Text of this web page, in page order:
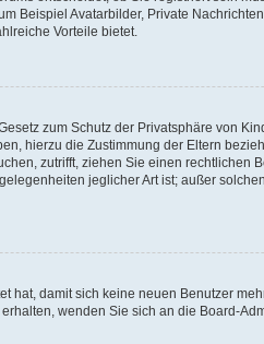
Beispiel Avatarbilder, Private
Vorteile bietet.
zum Schutz der Privatsphäre von
hierzu die Zustimmung der Eltern
zutrifft, ziehen Sie einen
jeglicher Art ist; außer
damit sich keine neuen Benutzer
wenden Sie sich an die Board-